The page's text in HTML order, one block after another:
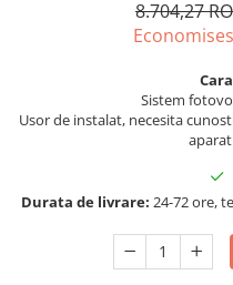
Sisteme de management
Redresoare auto, moto,
stationare
8.704,27
Sistem
Usor de instalat, necesita
Durata de livrare: 24-72 ore,